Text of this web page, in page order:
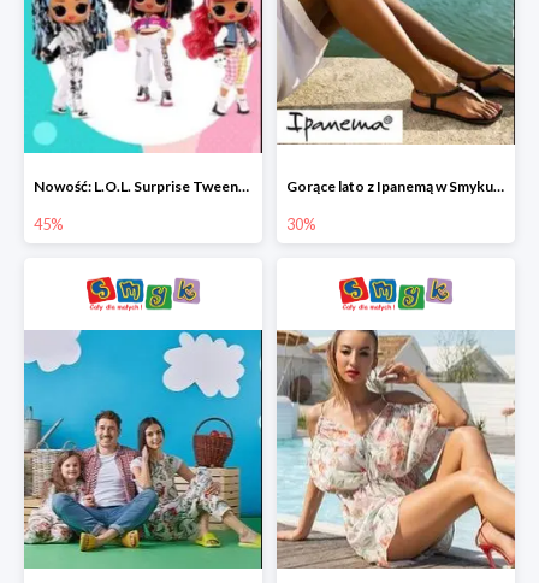
Nowość: L.O.L. Surprise Tweens Doll w Smyku do -45%
45%
Gorące lato z Ipanemą w Smyku do -30%
30%